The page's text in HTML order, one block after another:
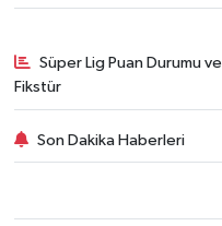
Süper Lig Puan Durumu ve
Fikstür
Son Dakika Haberleri